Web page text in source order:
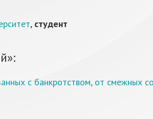
, студент
с банкротством, от смежных